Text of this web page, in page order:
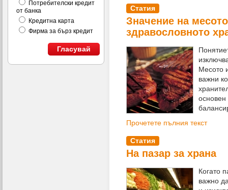
Потребителски кредит
от банка
Кредитна карта
Фирма за бърз кредит
Гласувай
Статия
Значение на
здравословното
Месото
важни
Прочетете пълния текст
Статия
На пазар за храна
Когато
важно